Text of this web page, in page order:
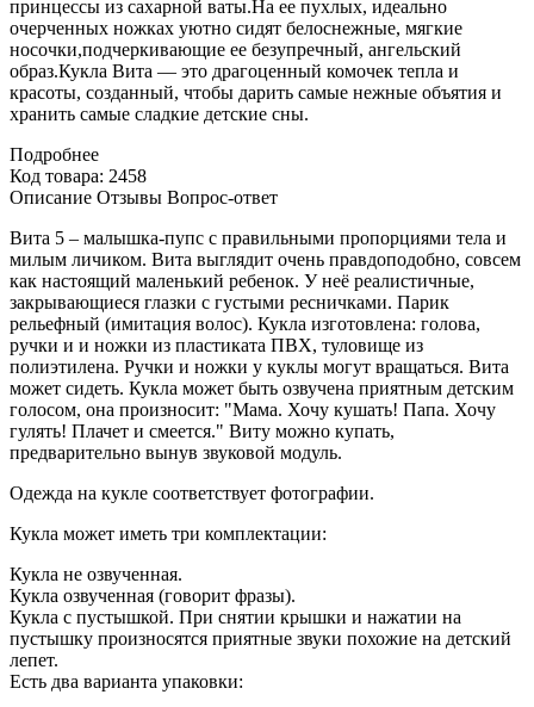
принцессы из сахарной ваты.На ее пухлых, идеально
очерченных ножках уютно сидят белоснежные, мягкие
носочки,подчеркивающие ее безупречный, ангельский
образ.Кукла Вита — это драгоценный комочек тепла и
красоты, созданный, чтобы дарить самые нежные объятия и
хранить самые сладкие детские сны.
Подробнее
Код товара: 2458
Описание Отзывы Вопрос-ответ
Вита 5 – малышка-пупс с правильными пропорциями тела и
милым личиком. Вита выглядит очень правдоподобно, совсем
как настоящий маленький ребенок. У неё реалистичные,
закрывающиеся глазки с густыми ресничками. Парик
рельефный (имитация волос). Кукла изготовлена: голова,
ручки и и ножки из пластиката ПВХ, туловище из
полиэтилена. Ручки и ножки у куклы могут вращаться. Вита
может сидеть. Кукла может быть озвучена приятным детским
голосом, она произносит: "Мама. Хочу кушать! Папа. Хочу
гулять! Плачет и смеется." Виту можно купать,
предварительно вынув звуковой модуль.
Одежда на кукле соответствует фотографии.
Кукла может иметь три комплектации:
Кукла не озвученная.
Кукла озвученная (говорит фразы).
Кукла с пустышкой. При снятии крышки и нажатии на
пустышку произносятся приятные звуки похожие на детский
лепет.
Есть два варианта упаковки: